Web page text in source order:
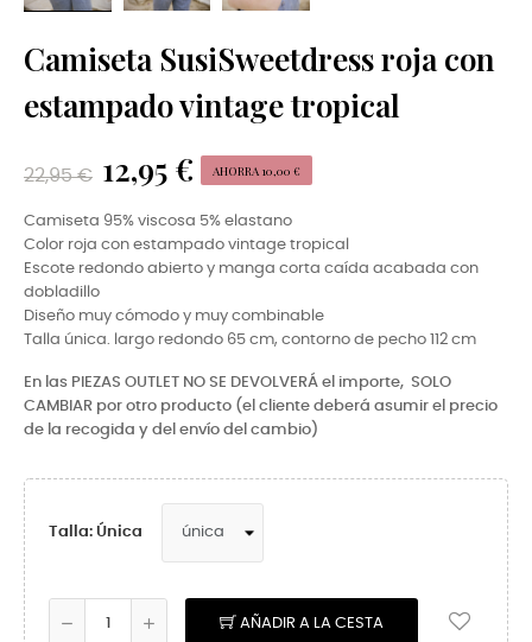
Camiseta SusiSweetdress roja con
estampado vintage tropical
22,95 € 12,95 € AHORRA 10,00 €
Camiseta 95% viscosa 5% elastano
Color roja con estampado vintage tropical
Escote redondo abierto y manga corta caída acabada con
dobladillo
Diseño muy cómodo y muy combinable
Talla única. largo redondo 65 cm, contorno de pecho 112 cm
En las PIEZAS OUTLET NO SE DEVOLVERÁ el importe, SOLO
CAMBIAR por otro producto (el cliente deberá asumir el precio
de la recogida y del envío del cambio)
Talla: Única
AÑADIR A LA CESTA